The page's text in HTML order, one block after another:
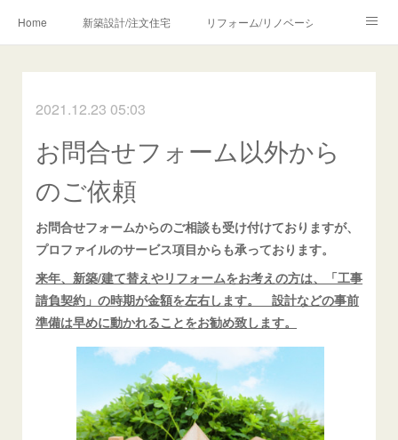
Home 新築設計/注文住宅 リフォーム/リノベーション
Profile/作品について お問合せ/アクセス
メディア・講師・執筆・SNS関連
2021.12.23 05:03
お問合せフォーム以外から
のご依頼
お問合せフォームからのご相談も受け付けておりますが、
プロファイルのサービス項目からも承っております。
来年、新築/建て替えやリフォームをお考えの方は、「工事
請負契約」の時期が金額を左右します。 設計などの事前
準備は早めに動かれることをお勧め致します。